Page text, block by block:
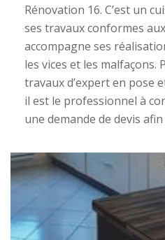
Rénovation 16. C’est un
ses travaux conformes
accompagne ses
les vices et les malfaçons.
travaux d’expert en pose
il est le professionnel à
une demande de devis